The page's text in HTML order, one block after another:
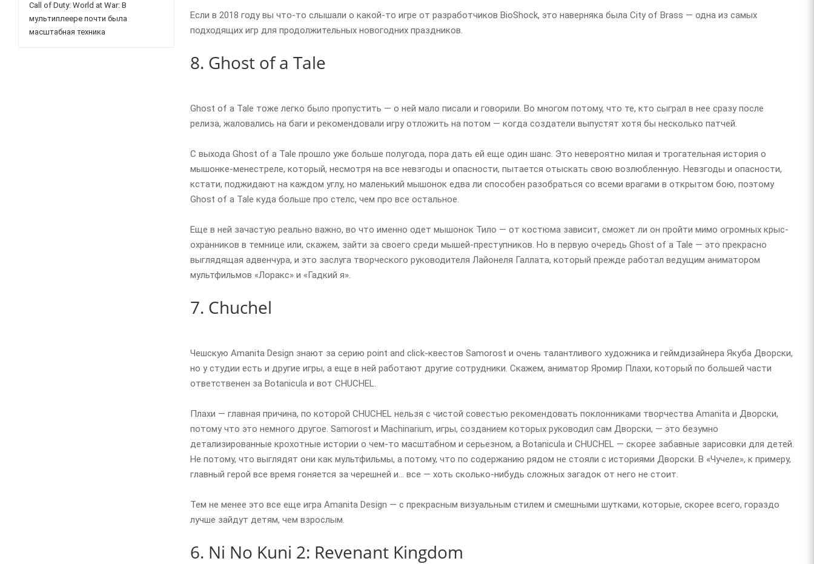
Если в 2018 году вы что-то слышали о какой-то игре от разработчиков BioShock, это наверняка была City of Brass — одна из самых
подходящих игр для продолжительных новогодних праздников.
8. Ghost of a Tale
Ghost of a Tale тоже легко было пропустить — о ней мало писали и говорили. Во многом потому, что те, кто сыграл в нее сразу после
релиза, жаловались на баги и рекомендовали игру отложить на потом — когда создатели выпустят хотя бы несколько патчей.
С выхода Ghost of a Tale прошло уже больше полугода, пора дать ей еще один шанс. Это невероятно милая и трогательная история о
мышонке-менестреле, который, несмотря на все невзгоды и опасности, пытается отыскать свою возлюбленную. Невзгоды и опасности,
кстати, поджидают на каждом углу, но маленький мышонок едва ли способен разобраться со всеми врагами в открытом бою, поэтому
Ghost of a Tale куда больше про стелс, чем про все остальное.
Еще в ней зачастую реально важно, во что именно одет мышонок Тило — от костюма зависит, сможет ли он пройти мимо огромных крыс-
охранников в темнице или, скажем, зайти за своего среди мышей-преступников. Но в первую очередь Ghost of a Tale — это прекрасно
выглядящая адвенчура, и это заслуга творческого руководителя Лайонеля Галлата, который прежде работал ведущим аниматором
мультфильмов «Лоракс» и «Гадкий я».
7. Chuchel
Чешскую Amanita Design знают за серию point and click-квестов Samorost и очень талантливого художника и геймдизайнера Якуба Дворски,
но у студии есть и другие игры, а еще в ней работают другие сотрудники. Скажем, аниматор Яромир Плахи, который по большей части
ответственен за Botanicula и вот CHUCHEL.
Плахи — главная причина, по которой CHUCHEL нельзя с чистой совестью рекомендовать поклонниками творчества Amanita и Дворски,
потому что это немного другое. Samorost и Machinarium, игры, созданием которых руководил сам Дворски, — это безумно
детализированные крохотные истории о чем-то масштабном и серьезном, а Botanicula и CHUCHEL — скорее забавные зарисовки для детей.
Не потому, что выглядят они как мультфильмы, а потому, что по содержанию рядом не стояли с историями Дворски. В «Чучеле», к примеру,
главный герой все время гоняется за черешней и… все — хоть сколько-нибудь сложных загадок от него не стоит.
Тем не менее это все еще игра Amanita Design — с прекрасным визуальным стилем и смешными шутками, которые, скорее всего, гораздо
лучше зайдут детям, чем взрослым.
6. Ni No Kuni 2: Revenant Kingdom
Call of Duty: World at War: В
мультиплеере почти была
масштабная техника